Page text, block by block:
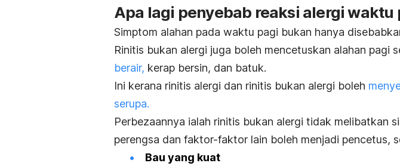
Apa lagi penyebab reaksi alergi waktu
Simptom alahan pada waktu pagi bukan hanya
Rinitis bukan alergi juga boleh mencetuskan alahan pagi
berair, kerap bersin, dan batuk.
Ini kerana rinitis alergi dan rinitis bukan alergi boleh
serupa.
Perbezaannya ialah rinitis bukan alergi tidak melibatkan
perengsa dan faktor-faktor lain boleh menjadi pencetus,
Bau yang kuat